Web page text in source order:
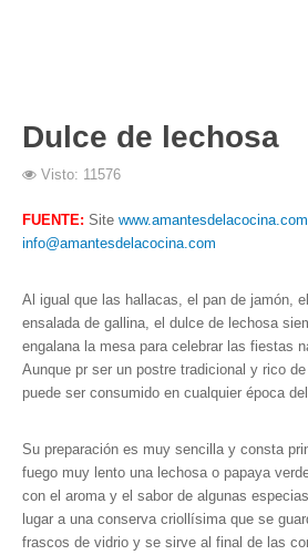
Dulce de lechosa
Visto: 11576
FUENTE: Site www.amantesdelacocina.com
info@amantesdelacocina.com
Al igual que las hallacas, el pan de jamón,
ensalada de gallina, el dulce de lechosa
engalana la mesa para celebrar las fiestas
Aunque pr ser un postre tradicional y rico
puede ser consumido en cualquier época del
Su preparación es muy sencilla y consta
fuego muy lento una lechosa o papaya
con el aroma y el sabor de algunas
lugar a una conserva criollísima que se
frascos de vidrio y se sirve al final de las